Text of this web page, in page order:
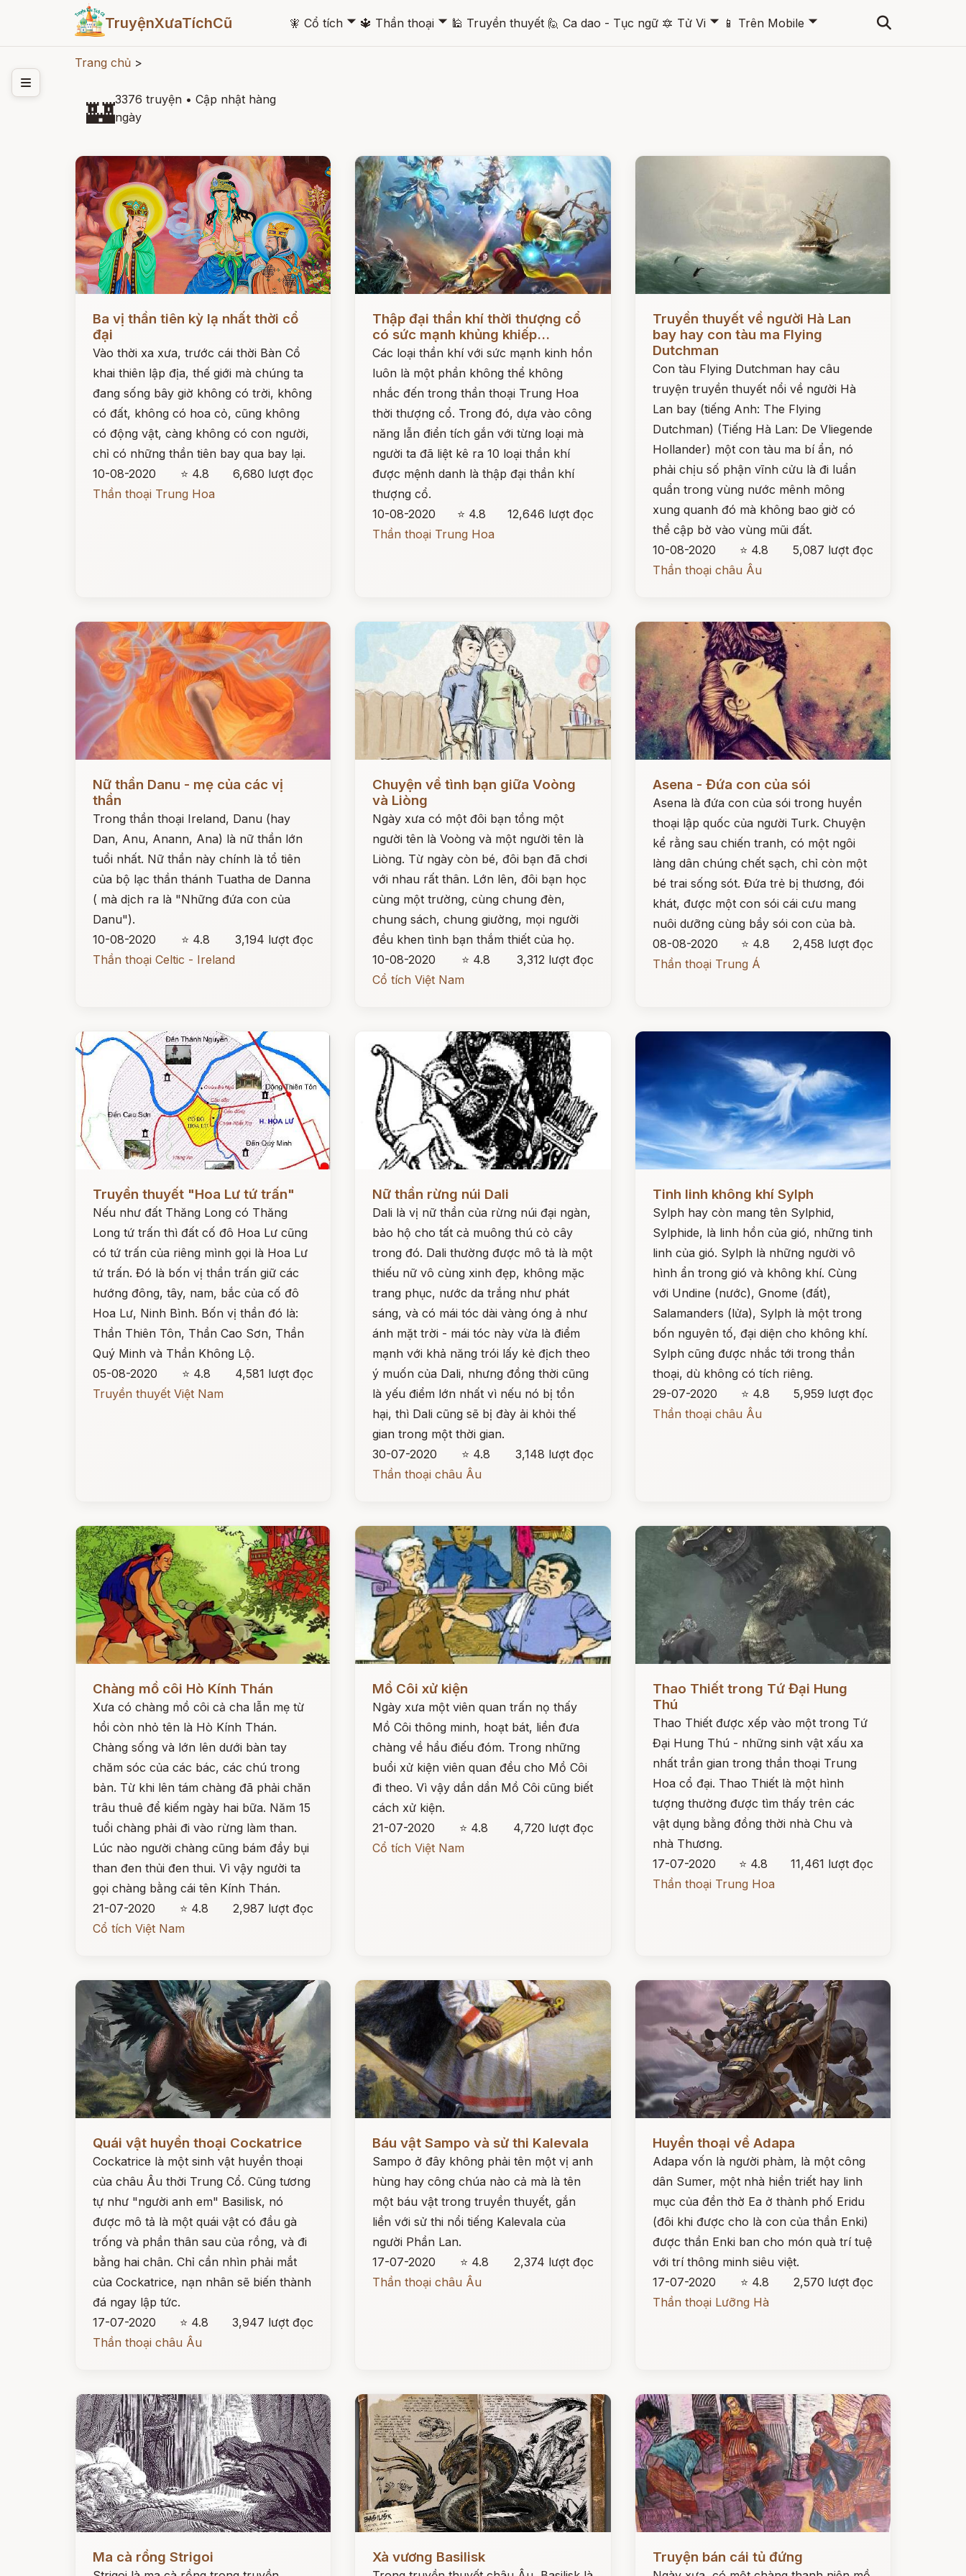
TruyệnXưaTíchCũ 🧚 Cổ tích 🞃 🔱 Thần thoại 🞃 🕌 Truyền thuyết 🙋 Ca dao - Tục ngữ 🔯 Tử Vi 🞃 📱 Trên Mobile 🞃
Trang chủ >
🏰3376 truyện • Cập nhật hàng
ngày
Ba vị thần tiên kỳ lạ nhất thời cổ
đại
Vào thời xa xưa, trước cái thời Bàn Cổ
khai thiên lập địa, thế giới mà chúng ta
đang sống bây giờ không có trời, không
có đất, không có hoa cỏ, cũng không
có động vật, càng không có con người,
chỉ có những thần tiên bay qua bay lại.
10-08-2020
⭐ 4.8
6,680 lượt đọc
Thần thoại Trung Hoa
Thập đại thần khí thời thượng cổ
có sức mạnh khủng khiếp...
Các loại thần khí với sức mạnh kinh hồn
luôn là một phần không thể không
nhắc đến trong thần thoại Trung Hoa
thời thượng cổ. Trong đó, dựa vào công
năng lẫn điển tích gắn với từng loại mà
người ta đã liệt kê ra 10 loại thần khí
được mệnh danh là thập đại thần khí
thượng cổ.
10-08-2020
⭐ 4.8
12,646 lượt đọc
Thần thoại Trung Hoa
Đọc ngay
Truyền thuyết về người Hà Lan
bay hay con tàu ma Flying
Dutchman
Con tàu Flying Dutchman hay câu
truyện truyền thuyết nổi về người Hà
Lan bay (tiếng Anh: The Flying
Dutchman) (Tiếng Hà Lan: De Vliegende
Hollander) một con tàu ma bí ẩn, nó
phải chịu số phận vĩnh cửu là đi luẩn
quẩn trong vùng nước mênh mông
xung quanh đó mà không bao giờ có
thể cập bờ vào vùng mũi đất.
10-08-2020
⭐ 4.8
5,087 lượt đọc
Thần thoại châu Âu
Nữ thần Danu - mẹ của các vị
thần
Trong thần thoại Ireland, Danu (hay
Dan, Anu, Anann, Ana) là nữ thần lớn
tuổi nhất. Nữ thần này chính là tổ tiên
của bộ lạc thần thánh Tuatha de Danna
( mà dịch ra là "Những đứa con của
Danu").
10-08-2020
⭐ 4.8
3,194 lượt đọc
Thần thoại Celtic - Ireland
Chuyện về tình bạn giữa Voòng
và Liòng
Ngày xưa có một đôi bạn tồng một
người tên là Voòng và một người tên là
Liòng. Từ ngày còn bé, đôi bạn đã chơi
với nhau rất thân. Lớn lên, đôi bạn học
cùng một trường, cùng chung đèn,
chung sách, chung giường, mọi người
đều khen tình bạn thắm thiết của họ.
10-08-2020
⭐ 4.8
3,312 lượt đọc
Cổ tích Việt Nam
Asena - Đứa con của sói
Asena là đứa con của sói trong huyền
thoại lập quốc của người Turk. Chuyện
kể rằng sau chiến tranh, có một ngôi
làng dân chúng chết sạch, chỉ còn một
bé trai sống sót. Đứa trẻ bị thương, đói
khát, được một con sói cái cưu mang
nuôi dưỡng cùng bầy sói con của bà.
08-08-2020
⭐ 4.8
2,458 lượt đọc
Thần thoại Trung Á
Đọc ngay
Truyền thuyết "Hoa Lư tứ trấn"
Nếu như đất Thăng Long có Thăng
Long tứ trấn thì đất cố đô Hoa Lư cũng
có tứ trấn của riêng mình gọi là Hoa Lư
tứ trấn. Đó là bốn vị thần trấn giữ các
hướng đông, tây, nam, bắc của cố đô
Hoa Lư, Ninh Bình. Bốn vị thần đó là:
Thần Thiên Tôn, Thần Cao Sơn, Thần
Quý Minh và Thần Không Lộ.
05-08-2020
⭐ 4.8
4,581 lượt đọc
Truyền thuyết Việt Nam
Nữ thần rừng núi Dali
Dali là vị nữ thần của rừng núi đại ngàn,
bảo hộ cho tất cả muông thú cỏ cây
trong đó. Dali thường được mô tả là một
thiếu nữ vô cùng xinh đẹp, không mặc
trang phục, nước da trắng như phát
sáng, và có mái tóc dài vàng óng ả như
ánh mặt trời - mái tóc này vừa là điểm
mạnh với khả năng trói lấy kẻ địch theo
ý muốn của Dali, nhưng đồng thời cũng
là yếu điểm lớn nhất vì nếu nó bị tổn
hại, thì Dali cũng sẽ bị đày ải khỏi thế
gian trong một thời gian.
30-07-2020
⭐ 4.8
3,148 lượt đọc
Thần thoại châu Âu
Tinh linh không khí Sylph
Sylph hay còn mang tên Sylphid,
Sylphide, là linh hồn của gió, những tinh
linh của gió. Sylph là những người vô
hình ẩn trong gió và không khí. Cùng
với Undine (nước), Gnome (đất),
Salamanders (lửa), Sylph là một trong
bốn nguyên tố, đại diện cho không khí.
Sylph cũng được nhắc tới trong thần
thoại, dù không có tích riêng.
29-07-2020
⭐ 4.8
5,959 lượt đọc
Thần thoại châu Âu
Chàng mồ côi Hò Kính Thán
Xưa có chàng mồ côi cả cha lẫn mẹ từ
hồi còn nhỏ tên là Hò Kính Thán.
Chàng sống và lớn lên dưới bàn tay
chăm sóc của các bác, các chú trong
bản. Từ khi lên tám chàng đã phải chăn
trâu thuê để kiếm ngày hai bữa. Năm 15
tuổi chàng phải đi vào rừng làm than.
Lúc nào người chàng cũng bám đầy bụi
than đen thủi đen thui. Vì vậy người ta
gọi chàng bằng cái tên Kính Thán.
21-07-2020
⭐ 4.8
2,987 lượt đọc
Cổ tích Việt Nam
Đọc ngay
Mồ Côi xử kiện
Ngày xưa một viên quan trấn nọ thấy
Mồ Côi thông minh, hoạt bát, liền đưa
chàng về hầu điếu đóm. Trong những
buổi xử kiện viên quan đều cho Mồ Côi
đi theo. Vì vậy dần dần Mồ Côi cũng biết
cách xử kiện.
21-07-2020
⭐ 4.8
4,720 lượt đọc
Cổ tích Việt Nam
Thao Thiết trong Tứ Đại Hung
Thú
Thao Thiết được xếp vào một trong Tứ
Đại Hung Thú - những sinh vật xấu xa
nhất trần gian trong thần thoại Trung
Hoa cổ đại. Thao Thiết là một hình
tượng thường được tìm thấy trên các
vật dụng bằng đồng thời nhà Chu và
nhà Thương.
17-07-2020
⭐ 4.8
11,461 lượt đọc
Thần thoại Trung Hoa
Quái vật huyền thoại Cockatrice
Cockatrice là một sinh vật huyền thoại
của châu Âu thời Trung Cổ. Cũng tương
tự như "người anh em" Basilisk, nó
được mô tả là một quái vật có đầu gà
trống và phần thân sau của rồng, và đi
bằng hai chân. Chỉ cần nhìn phải mắt
của Cockatrice, nạn nhân sẽ biến thành
đá ngay lập tức.
17-07-2020
⭐ 4.8
3,947 lượt đọc
Thần thoại châu Âu
Báu vật Sampo và sử thi Kalevala
Sampo ở đây không phải tên một vị anh
hùng hay công chúa nào cả mà là tên
một báu vật trong truyền thuyết, gắn
liền với sử thi nổi tiếng Kalevala của
người Phần Lan.
17-07-2020
⭐ 4.8
2,374 lượt đọc
Thần thoại châu Âu
Đọc ngay
Huyền thoại về Adapa
Adapa vốn là người phàm, là một công
dân Sumer, một nhà hiền triết hay linh
mục của đền thờ Ea ở thành phố Eridu
(đôi khi được cho là con của thần Enki)
được thần Enki ban cho món quà trí tuệ
với trí thông minh siêu việt.
17-07-2020
⭐ 4.8
2,570 lượt đọc
Thần thoại Lưỡng Hà
Ma cà rồng Strigoi Xà vương Basilisk Truyện bán cái tủ đứng